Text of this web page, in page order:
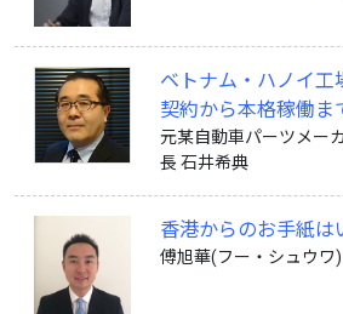
ベトナム・ハノイ工
契約から本格稼働ま
元某自動車パーツメー
長 石井希典
香港からのお手紙は
傅旭華(フー・シュウワ)